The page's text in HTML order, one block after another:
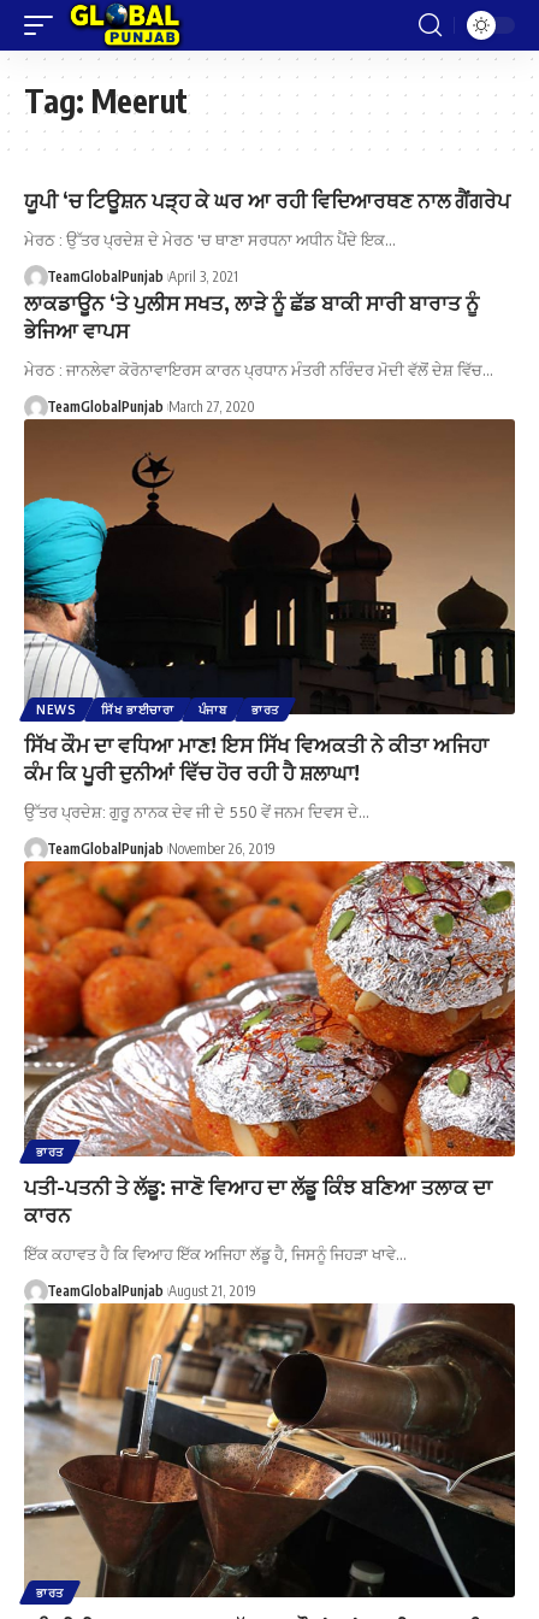
Tag: Meerut
ਯੂਪੀ ‘ਚ ਟਿਊਸ਼ਨ ਪੜ੍ਹ ਕੇ ਘਰ ਆ ਰਹੀ ਵਿਦਿਆਰਥਣ ਨਾਲ ਗੈਂਗਰੇਪ
ਮੇਰਠ : ਉੱਤਰ ਪ੍ਰਦੇਸ਼ ਦੇ ਮੇਰਠ 'ਚ ਥਾਣਾ ਸਰਧਨਾ ਅਧੀਨ ਪੈਂਦੇ ਇਕ…
TeamGlobalPunjab April 3, 2021
ਲਾਕਡਾਊਨ ‘ਤੇ ਪੁਲੀਸ ਸਖਤ, ਲਾੜੇ ਨੂੰ ਛੱਡ ਬਾਕੀ ਸਾਰੀ ਬਾਰਾਤ ਨੂੰ
ਭੇਜਿਆ ਵਾਪਸ
ਮੇਰਠ : ਜਾਨਲੇਵਾ ਕੋਰੋਨਾਵਾਇਰਸ ਕਾਰਨ ਪ੍ਰਧਾਨ ਮੰਤਰੀ ਨਰਿੰਦਰ ਮੋਦੀ ਵੱਲੋਂ ਦੇਸ਼ ਵਿੱਚ…
TeamGlobalPunjab March 27, 2020
NEWS ਸਿੱਖ ਭਾਈਚਾਰਾ ਪੰਜਾਬ ਭਾਰਤ
ਸਿੱਖ ਕੌਮ ਦਾ ਵਧਿਆ ਮਾਣ! ਇਸ ਸਿੱਖ ਵਿਅਕਤੀ ਨੇ ਕੀਤਾ ਅਜਿਹਾ
ਕੰਮ ਕਿ ਪੂਰੀ ਦੁਨੀਆਂ ਵਿੱਚ ਹੋਰ ਰਹੀ ਹੈ ਸ਼ਲਾਘਾ!
ਉੱਤਰ ਪ੍ਰਦੇਸ਼: ਗੁਰੂ ਨਾਨਕ ਦੇਵ ਜੀ ਦੇ 550 ਵੇਂ ਜਨਮ ਦਿਵਸ ਦੇ…
TeamGlobalPunjab November 26, 2019
ਭਾਰਤ
ਪਤੀ-ਪਤਨੀ ਤੇ ਲੱਡੂ: ਜਾਣੋ ਵਿਆਹ ਦਾ ਲੱਡੂ ਕਿੰਝ ਬਣਿਆ ਤਲਾਕ ਦਾ
ਕਾਰਨ
ਇੱਕ ਕਹਾਵਤ ਹੈ ਕਿ ਵਿਆਹ ਇੱਕ ਅਜਿਹਾ ਲੱਡੂ ਹੈ, ਜਿਸਨੂੰ ਜਿਹੜਾ ਖਾਵੇ…
TeamGlobalPunjab August 21, 2019
ਭਾਰਤ